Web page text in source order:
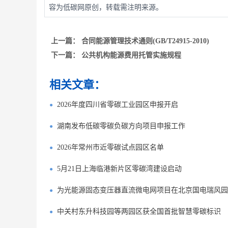
容为低碳网原创，转载需注明来源。
上一篇： 合同能源管理技术通则(GB/T24915-2010)
下一篇： 公共机构能源费用托管实施规程
相关文章：
2026年度四川省零碳工业园区申报开启
湖南发布低碳零碳负碳方向项目申报工作
2026年常州市近零碳试点园区名单
5月21日上海临港新片区零碳湾建设启动
为光能源固态变压器直流微电网项目在北京国电瑞风
中关村东升科技园等两园区获全国首批智慧零碳标识